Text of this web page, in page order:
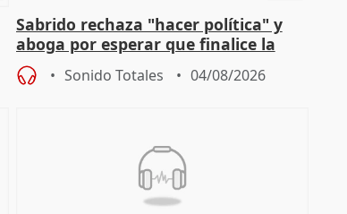
Sabrido rechaza "hacer política" y
aboga por esperar que finalice la
investigación del incendio
Sonido Totales 04/08/2026